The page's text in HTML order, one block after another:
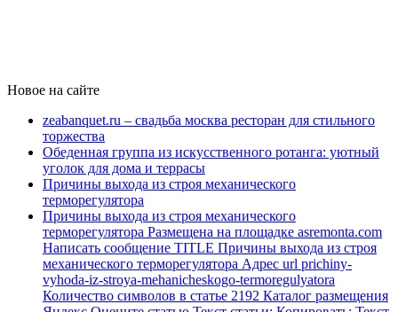
Новое на сайте
zeabanquet.ru – свадьба москва ресторан для стильного
торжества
Обеденная группа из искусственного ротанга: уютный
уголок для дома и террасы
Причины выхода из строя механического
терморегулятора
Причины выхода из строя механического
терморегулятора Размещена на площадке asremonta.com
Написать сообщение TITLE Причины выхода из строя
механического терморегулятора Адрес url prichiny-
vyhoda-iz-stroya-mehanicheskogo-termoregulyatora
Количество символов в статье 2192 Каталог размещения